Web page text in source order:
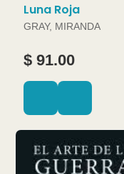
Luna Roja
GRAY, MIRANDA
$ 91.00